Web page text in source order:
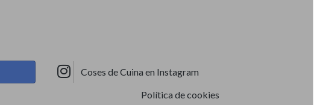
Coses de Cuina en Instagram
Política de cookies